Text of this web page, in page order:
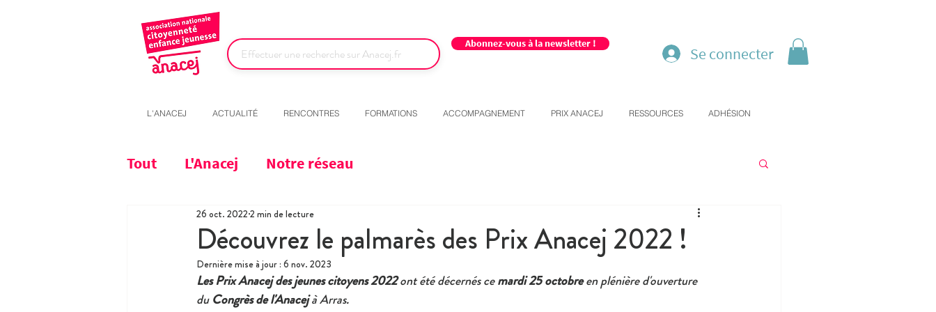
Abonnez-vous à la newsletter !
Se connecter
L'ANACEJ ACTUALITÉ RENCONTRES FORMATIONS ACCOMPAGNEMENT PRIX ANACEJ RESSOURCES ADHÉSION
Tout L'Anacej Notre réseau
Découvrez le palmarès des Prix Anacej 2022 !
26 oct. 2022 2 min de lecture
Dernière mise à jour : 6 nov. 2023
Les Prix Anacej des jeunes citoyens 2022 ont été décernés ce mardi 25 octobre en plénière d'ouverture
du Congrès de l'Anacej à Arras.